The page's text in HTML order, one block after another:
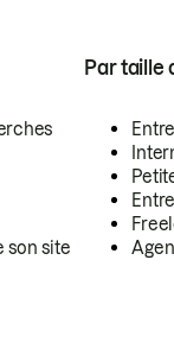
son site
Par taille